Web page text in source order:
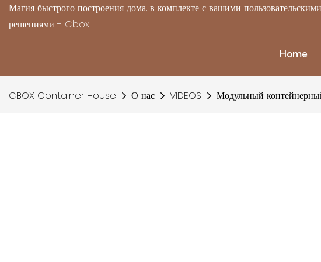
Магия быстрого построения дома, в комплекте с вашими
решениями - Cbox
Home
CBOX Container House О нас VIDEOS Модульный